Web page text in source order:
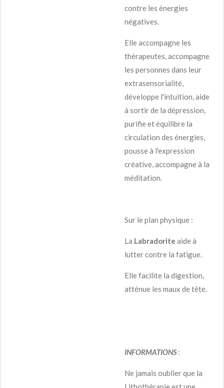
contre les énergies
négatives.
Elle accompagne les
thérapeutes, accompagne
les personnes dans leur
extrasensorialité,
développe l'intuition, aide
à sortir de la dépression,
purifie et équilibre la
circulation des énergies,
pousse à l'expression
créative, accompagne à la
méditation.
Sur le plan physique :
La Labradorite aide à
lutter contre la fatigue.
Elle facilite la digestion,
atténue les maux de tête.
INFORMATIONS:
Ne jamais oublier que la